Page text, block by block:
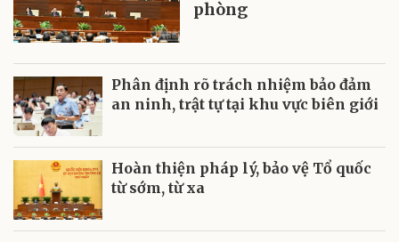
phòng
Phân định rõ trách nhiệm bảo đảm
an ninh, trật tự tại khu vực biên giới
Hoàn thiện pháp lý, bảo vệ Tổ quốc
từ sớm, từ xa